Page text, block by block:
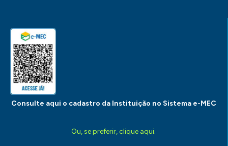
Consulte aqui o cadastro da Instituição no Sistema e-MEC
Ou, se preferir, clique aqui.